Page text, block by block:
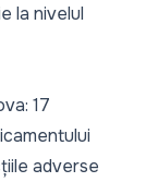
la nivelul
17
adverse